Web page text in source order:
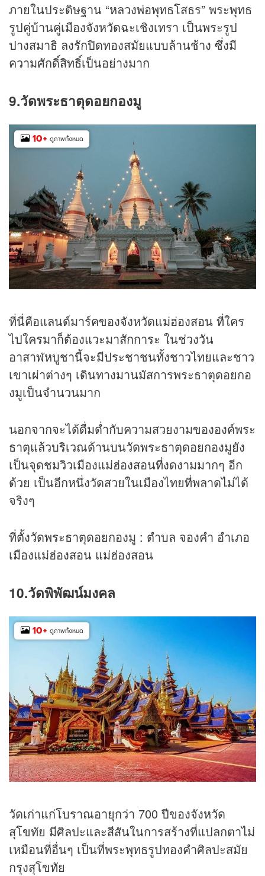
ภายในประดิษฐาน “หลวงพ่อพุทธโสธร” พระพุทธ
รูปคู่บ้านคู่เมืองจังหวัดฉะเชิงเทรา เป็นพระรูป
ปางสมาธิ ลงรักปิดทองสมัยแบบล้านช้าง ซึ่งมี
ความศักดิ์สิทธิ์เป็นอย่างมาก
9.วัดพระธาตุดอยกองมู
10+ ดูภาพทั้งหมด
ที่นี่คือแลนด์มาร์คของจังหวัดแม่ฮ่องสอน ที่ใคร
ไปใครมาก็ต้องแวะมาสักการะ ในช่วงวัน
อาสาฬหบูชานี้จะมีประชาชนทั้งชาวไทยและชาว
เขาเผ่าต่างๆ เดินทางมานมัสการพระธาตุดอยกอ
งมูเป็นจำนวนมาก
นอกจากจะได้ดื่มด่ำกับความสวยงามขององค์พระ
ธาตุแล้วบริเวณด้านบนวัดพระธาตุดอยกองมูยัง
เป็นจุดชมวิวเมืองแม่ฮ่องสอนที่งดงามมากๆ อีก
ด้วย เป็นอีกหนึ่งวัดสวยในเมืองไทยที่พลาดไม่ได้
จริงๆ
ที่ตั้งวัดพระธาตุดอยกองมู : ตำบล จองคำ อำเภอ
เมืองแม่ฮ่องสอน แม่ฮ่องสอน
10.วัดพิพัฒน์มงคล
10+ ดูภาพทั้งหมด
วัดเก่าแก่โบราณอายุกว่า 700 ปีของจังหวัด
สุโขทัย มีศิลปะและสีสันในการสร้างที่แปลกตาไม่
เหมือนที่อื่นๆ เป็นที่พระพุทธรูปทองคำศิลปะสมัย
กรุงสุโขทัย